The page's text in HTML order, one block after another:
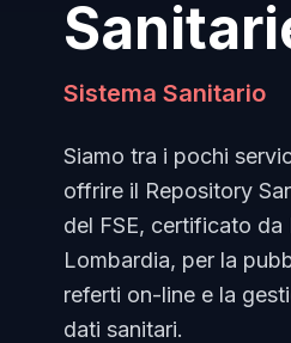
Sistema Sanitario
Siamo tra i pochi
offrire il Repository
del FSE, certificato da
Lombardia, per la
referti on-line e la
dati sanitari.